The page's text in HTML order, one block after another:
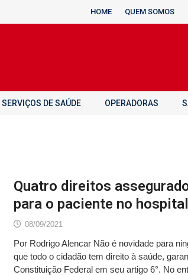
HOME QUEM SOMOS
SERVIÇOS DE SAÚDE OPERADORAS
Quatro direitos
para o paciente no hospital
08/09/2021
Por Rodrigo Alencar Não é novidade para
que todo o cidadão tem direito à saúde,
Constituição Federal em seu artigo 6°. No